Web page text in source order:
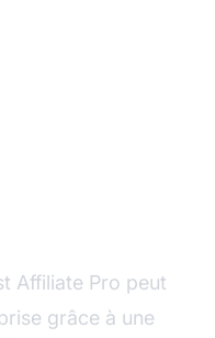
Affiliate Pro peut
grâce à une